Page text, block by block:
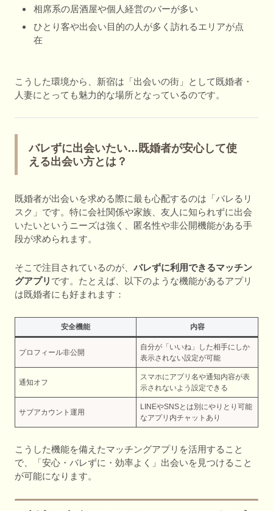
相席系の居酒屋や個人経営のバーが多い
ひとり客や出会い目的の人が多く訪れるエリアが点
在
こうした環境から、新宿は「出会いの街」として既婚者・
人妻にとっても魅力的な場所となっているのです。
バレずに出会いたい…既婚者が安心して使
える出会い方とは？
既婚者が出会いを求める際に最も心配するのは「バレるリ
スク」です。特に会社関係や家族、友人に知られずに出会
いたいというニーズは強く、匿名性や非公開機能がある手
段が求められます。
そこで注目されているのが、 バレずに利用できるマッチン
グアプリ です。たとえば、以下のような機能があるアプリ
は既婚者にも好まれます：
安全機能 内容
プロフィール非公開
自分が「いいね」した相手にしか
表示されない設定が可能
通知オフ
スマホにアプリ名や通知内容が表
示されないよう設定できる
サブアカウント運用
LINEやSNSとは別にやりとり可能
なアプリ内チャットあり
こうした機能を備えたマッチングアプリを活用すること
で、「安心・バレずに・効率よく」出会いを見つけること
が可能になります。